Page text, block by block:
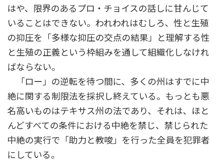
はや、限界のあるプロ・チョイスの話しに甘んじて
いることはできない。われわれはむしろ、性と生殖
の抑圧を「多様な抑圧の交点の結果」と理解する性
と生殖の正義という枠組みを通して組織化しなけれ
ばならない。
「ロー」の逆転を待つ間に、多くの州はすでに中
絶に関する制限法を採択し終えている。もっとも悪
名高いものはテキサス州の法であり、それは、ほと
んどすべての条件における中絶を禁じ、禁じられた
中絶の実行で「助力と教唆」を行った全員を犯罪者
にしている。